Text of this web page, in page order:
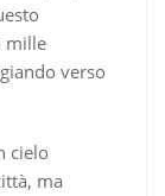
mille
verso
cielo
ma